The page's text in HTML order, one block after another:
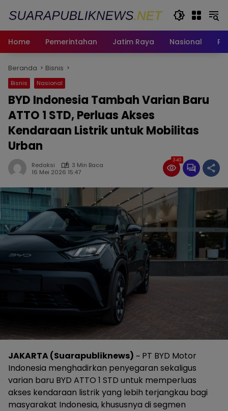
Home
Pemerintahan Jatim Raya Nasional
Beranda Bisnis
Bisnis Nasional
BYD Indonesia Tambah Varian Baru
ATTO 1 STD, Perluas Akses
Kendaraan Listrik untuk Mobilitas
Urban
Redaksi
3 Min Baca
16 Mei 2026 15:47
340
JAKARTA (Suarapubliknews) ~ PT BYD Motor
Indonesia menghadirkan penyegaran sekaligus
varian baru BYD ATTO 1 STD untuk memperluas
akses kendaraan listrik yang lebih terjangkau bagi
masyarakat Indonesia, khususnya di segmen